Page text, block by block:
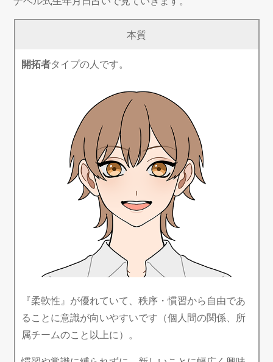
本質
開拓者タイプの人です。
『柔軟性』が優れていて、秩序・慣習から自由であ
ることに意識が向いやすいです（個人間の関係、所
属チームのこと以上に）。